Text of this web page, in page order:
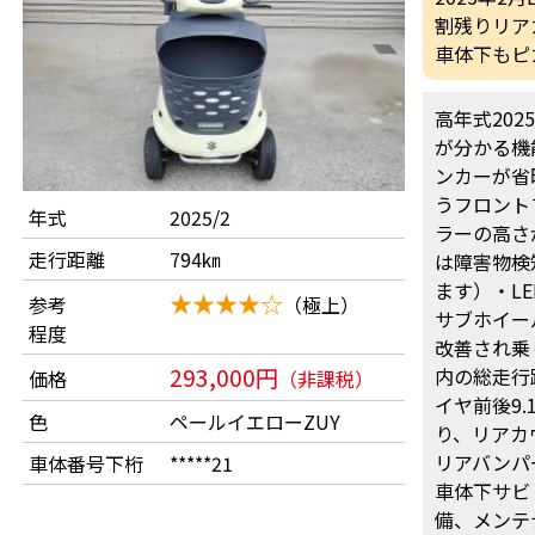
年式
2025/2
走行距離
794㎞
参考
程度
★★★★☆ （極上）
価格 293,000円 （非課税）
色
ペールイエローZUY
車体番号下桁
*****21
割残りリ
車体下も
高年式
が分かる
ンカーが
うフロン
ラーの高
は障害物
ます）・
サブホイ
改善され
内の総走
イヤ前後
り、リア
リアバン
車体下サ
備、メン